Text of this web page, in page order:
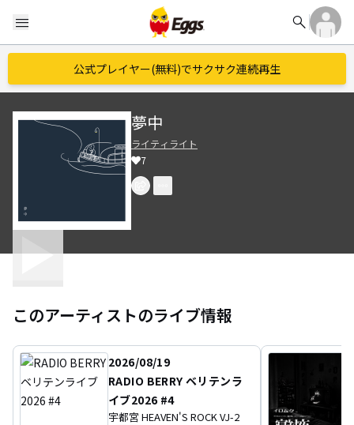
menu search
公式プレイヤー(無料)でサクサク連続再生
夢中
ライティライト
7
このアーティストのライブ情報
2026/08/19
RADIO BERRY ベリテンラ
イブ2026 #4
宇都宮 HEAVEN'S ROCK VJ-2